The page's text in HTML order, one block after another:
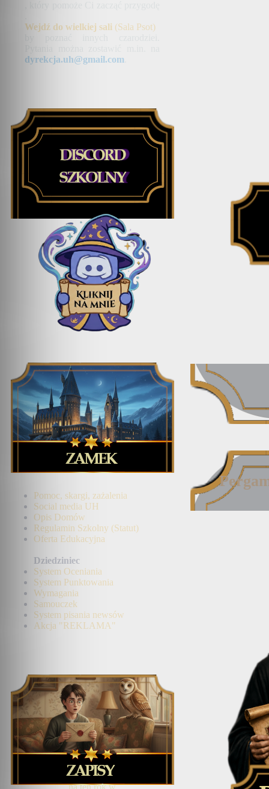
Wejdź do wielkiej sali (Sala Psot)
dyrekcja.uh@gmail.com
Pomoc, skargi, zażalenia
Social media UH
Opis Domów
Regulamin Szkolny (Statut)
Oferta Edukacyjna
Dziedziniec
System Oceniania
System Punktowania
Wymagania
Samouczek
System pisania newsów
Akcja "REKLAMA"
na ten rok w